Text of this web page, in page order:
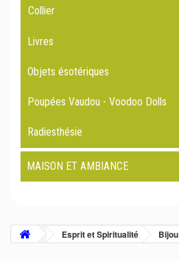
Collier
Livres
Objets ésotériques
Poupées Vaudou - Voodoo Dolls
Radiesthésie
MAISON ET AMBIANCE
Esprit et Spiritualité Bijou